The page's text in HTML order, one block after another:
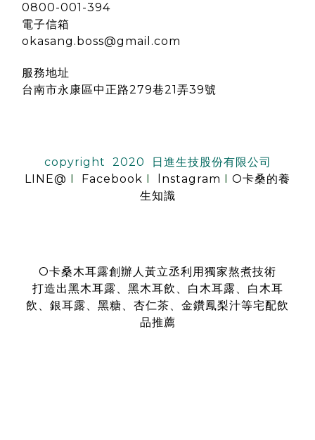
0800-001-394
電子信箱
okasang.boss@gmail.com
服務地址
台南市永康區中正路279巷21弄39號
copyright 2020 日進生技股份有限公司
LINE@ I Facebook I lnstagram I O卡桑的養
生知識
O卡桑木耳露創辦人黃立丞利用獨家熬煮技術
打造出黑木耳露、黑木耳飲、白木耳露、白木耳
飲、銀耳露、黑糖、杏仁茶、金鑽鳳梨汁等宅配飲
品推薦